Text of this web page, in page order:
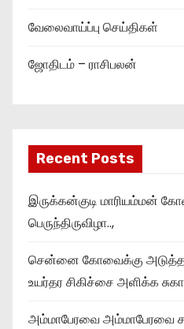
வேலைவாய்ப்பு செய்திகள்
ஜோதிடம் – ராசிபலன்
Recent Posts
இருக்கன்குடி மாரியம்மன்
பெருந்திருவிழா..,
சென்னை கோவைக்கு
உயர்தர சிகிச்சை அளிக்க
அம்மாபேரவை அம்மாபேரவை